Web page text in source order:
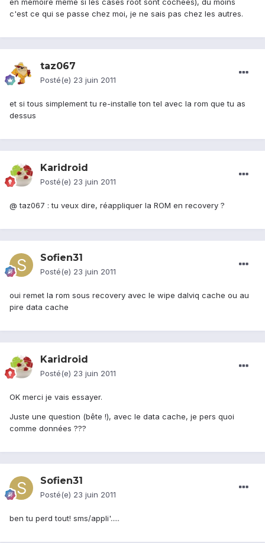
en mémoire même si les cases root sont cochées), du moins
c'est ce qui se passe chez moi, je ne sais pas chez les autres.
taz067
Posté(e) 23 juin 2011
et si tous simplement tu re-installe ton tel avec la rom que tu as
dessus
Karidroid
Posté(e) 23 juin 2011
@ taz067 : tu veux dire, réappliquer la ROM en recovery ?
Sofien31
Posté(e) 23 juin 2011
oui remet la rom sous recovery avec le wipe dalviq cache ou au
pire data cache
Karidroid
Posté(e) 23 juin 2011
OK merci je vais essayer.
Juste une question (bête !), avec le data cache, je pers quoi
comme données ???
Sofien31
Posté(e) 23 juin 2011
ben tu perd tout! sms/appli'.....